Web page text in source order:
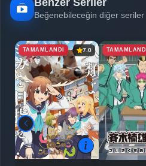
Beğenebileceğin diğer seriler
TAMAMLANDI 7.0 TAMAMLANDI